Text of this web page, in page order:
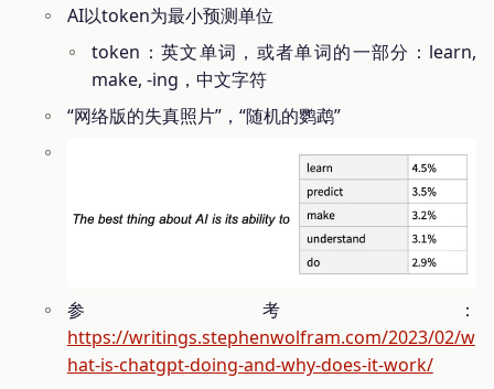
AI以token为最小预测单位
token：英文单词，或者单词的一部分：learn,
make, -ing，中文字符
“网络版的失真照片”，“随机的鹦鹉”
参考：
https://writings.stephenwolfram.com/2023/02/w
hat-is-chatgpt-doing-and-why-does-it-work/